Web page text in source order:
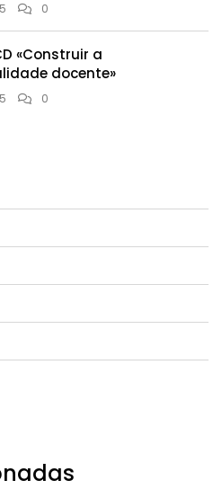
0
«Construir a
docente»
0